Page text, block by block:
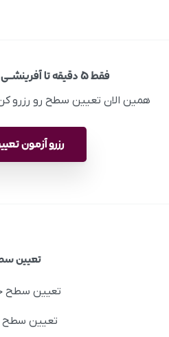
فقط ۵ دقیقه تا آفرینشــی شدن فاصله دارید!
همین الان تعیین سطح رو رزرو
رزرو آزمون
تعیین
تعیین سطح
تعیین سطح